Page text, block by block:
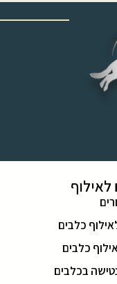
לאילוף
כלבים
כלבים
בכלבים